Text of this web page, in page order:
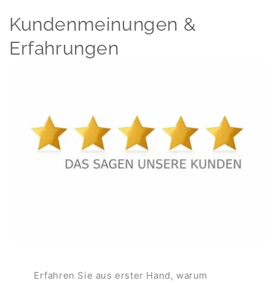
Kundenmeinungen &
Erfahrungen
Erfahren Sie aus erster Hand, warum